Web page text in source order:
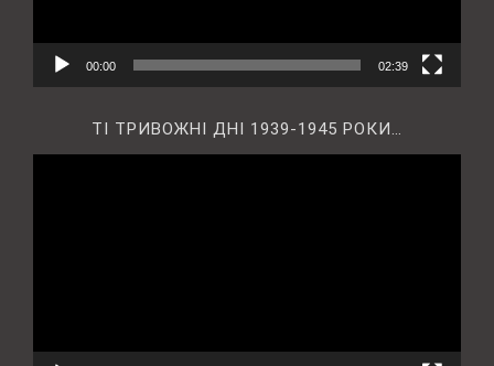
00:00 02:39
ТІ ТРИВОЖНІ ДНІ 1939-1945 РОКИ…